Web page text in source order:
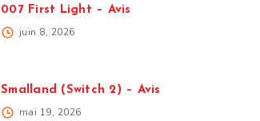
007 First Light – Avis
juin 8, 2026
Smalland (Switch 2) – Avis
mai 19, 2026